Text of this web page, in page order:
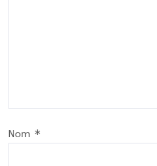
Nom *